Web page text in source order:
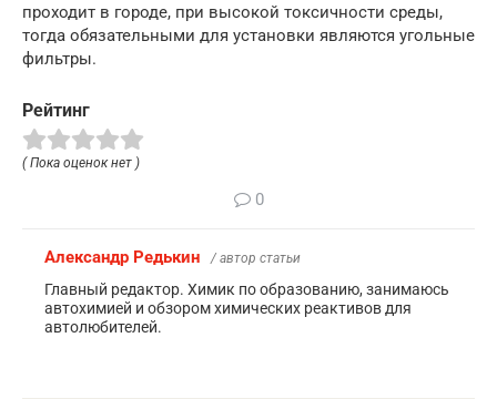
проходит в городе, при высокой токсичности среды,
тогда обязательными для установки являются угольные
фильтры.
Рейтинг
( Пока оценок нет )
0
Александр Редькин / автор статьи
Главный редактор. Химик по образованию, занимаюсь
автохимией и обзором химических реактивов для
автолюбителей.